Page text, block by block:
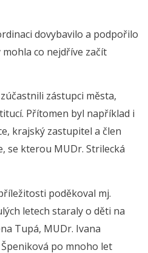
dovybavilo a podpořilo
co nejdříve začít
zástupci města,
Přítomen byl například i
krajský zastupitel a člen
se kterou MUDr. Strilecká
poděkoval mj.
letech staraly o děti na
Tupá, MUDr. Ivana
po mnoho let